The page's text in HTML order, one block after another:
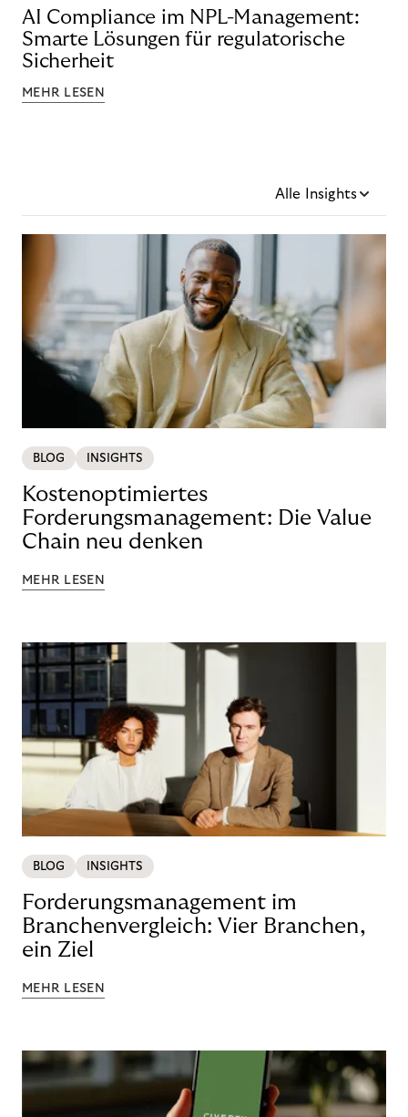
AI Compliance im NPL-Management:
Smarte Lösungen für regulatorische
Sicherheit
MEHR LESEN
Alle Insights
BLOG INSIGHTS
Kostenoptimiertes
Forderungsmanagement: Die Value
Chain neu denken
MEHR LESEN
BLOG INSIGHTS
Forderungsmanagement im
Branchenvergleich: Vier Branchen,
ein Ziel
MEHR LESEN